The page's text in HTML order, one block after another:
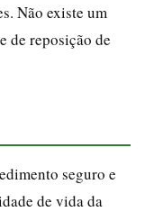
Não existe um
de reposição de
seguro e
de vida da